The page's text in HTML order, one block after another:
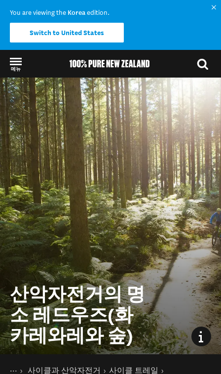
You are viewing the Koreaedition.
Switch to United States
메뉴
Back to my results
산악자전거의 명
소 레드우즈(화
카레와레와 숲)
현재 페이지
홈
사이클과 산악자전거
사이클 트레일